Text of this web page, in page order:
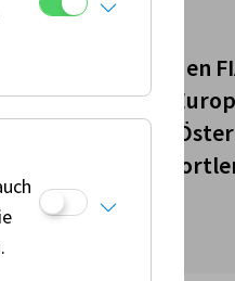
Weltverbänden
sowie im
in
für